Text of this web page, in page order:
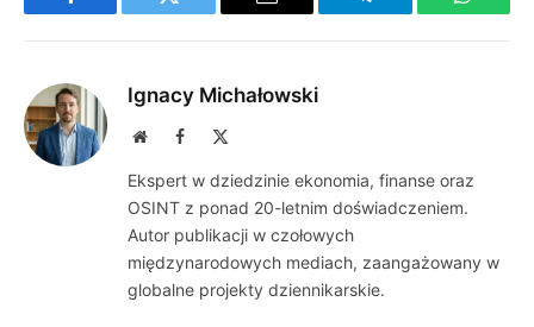
Facebook Twitter Email Telegram
Ignacy Michałowski
WebsiteFacebook
Ekspert w dziedzinie ekonomia, finanse oraz
OSINT z ponad 20-letnim doświadczeniem.
Autor publikacji w czołowych
międzynarodowych mediach, zaangażowany w
globalne projekty dziennikarskie.